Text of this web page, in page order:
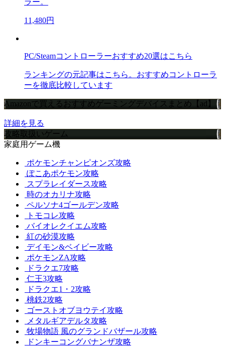
11,480円
PC/Steamコントローラーおすすめ20選はこちら
ランキングの元記事はこちら。おすすめコントローラ
ーを徹底比較しています
Amazonで買えるおすすめゲーミングデバイスまとめ【ad】
詳細を見る
攻略取扱いゲーム
家庭用ゲーム機
ポケモンチャンピオンズ攻略
ぽこあポケモン攻略
スプラレイダース攻略
時のオカリナ攻略
ペルソナ4ゴールデン攻略
トモコレ攻略
バイオレクイエム攻略
紅の砂漠攻略
デイモン&ベイビー攻略
ポケモンZA攻略
ドラクエ7攻略
仁王3攻略
ドラクエ1・2攻略
桃鉄2攻略
ゴーストオブヨウテイ攻略
メタルギアデルタ攻略
牧場物語 風のグランドバザール攻略
ドンキーコングバナンザ攻略